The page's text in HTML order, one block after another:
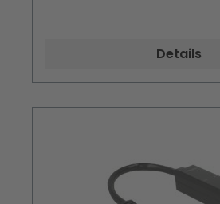
Details